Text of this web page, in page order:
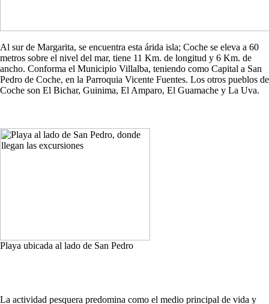
Al sur de Margarita, se encuentra esta árida isla; Coche se eleva a 60
metros sobre el nivel del mar, tiene 11 Km. de longitud y 6 Km. de
ancho. Conforma el Municipio Villalba, teniendo como Capital a San
Pedro de Coche, en la Parroquia Vicente Fuentes. Los otros pueblos de
Coche son El Bichar, Guinima, El Amparo, El Guamache y La Uva.
Playa ubicada al lado de San Pedro
La actividad pesquera predomina como el medio principal de vida y